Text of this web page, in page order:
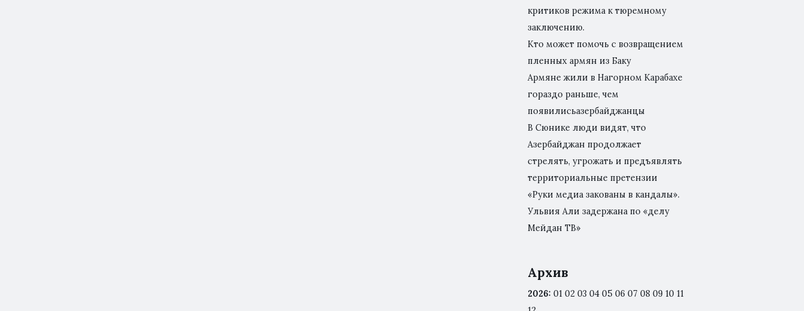
критиков режима к тюремному
заключению.
Кто может помочь с возвращением
пленных армян из Баку
Армяне жили в Нагорном Карабахе
гораздо раньше, чем
появилисьазербайджанцы
В Сюнике люди видят, что
Азербайджан продолжает
стрелять, угрожать и предъявлять
территориальные претензии
«Руки медиа закованы в кандалы».
Ульвия Али задержана по «делу
Мейдан ТВ»
Архив
2026: 01 02 03 04 05 06 07 08 09 10 11